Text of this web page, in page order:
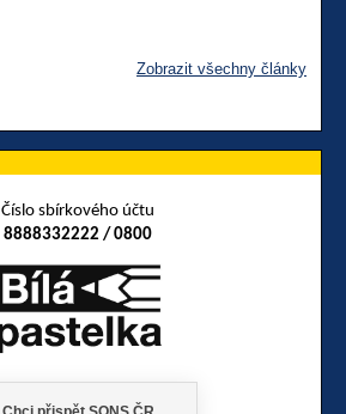
Zobrazit všechny články
Číslo sbírkového účtu
8888332222 / 0800